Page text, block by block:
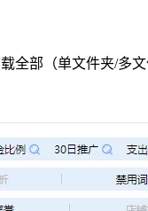
部（单文件夹/多文